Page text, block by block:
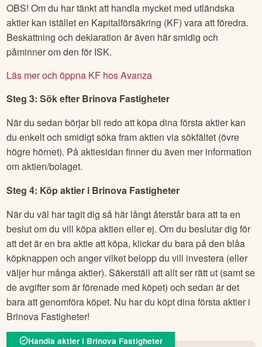
OBS! Om du har tänkt att handla mycket med utländska
aktier kan istället en Kapitalförsäkring (KF) vara att föredra.
Beskattning och deklaration är även här smidig och
påminner om den för ISK.
Läs mer och öppna KF hos Avanza
Steg 3: Sök efter Brinova Fastigheter
När du sedan börjar bli redo att köpa dina första aktier kan
du enkelt och smidigt söka fram aktien via sökfältet (övre
högre hörnet). På aktiesidan finner du även mer information
om aktien/bolaget.
Steg 4: Köp aktier i Brinova Fastigheter
När du väl har tagit dig så här långt återstår bara att ta en
beslut om du vill köpa aktien eller ej. Om du beslutar dig för
att det är en bra aktie att köpa, klickar du bara på den blåa
köpknappen och anger vilket belopp du vill investera (eller
väljer hur många aktier). Säkerställ att allt ser rätt ut (samt se
de avgifter som är förenade med köpet) och sedan är det
bara att genomföra köpet. Nu har du köpt dina första aktier i
Brinova Fastigheter!
Handla aktier i Brinova Fastigheter